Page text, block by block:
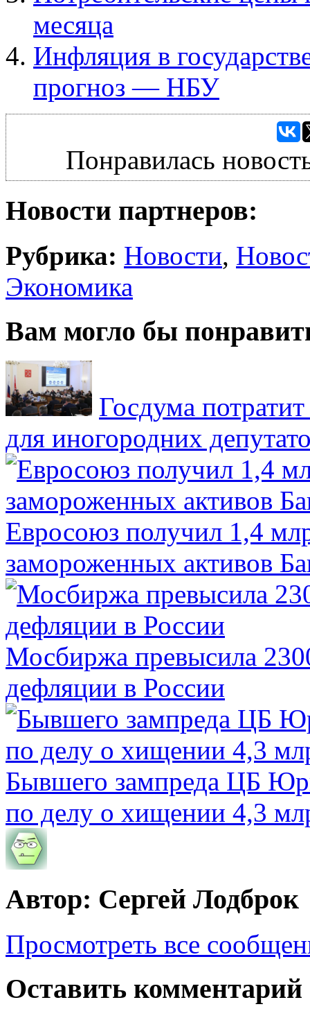
месяца
Инфляция в
прогноз — НБУ
Понравилась
Новости партнеров:
Рубрика: Новости,
Экономика
Вам могло бы
Госдума
для иногородних
Евросоюз получил 1,4
замороженных активов
Мосбиржа превысила
дефляции в России
Бывшего зампреда ЦБ
по делу о хищении 4,3
Автор: Сергей Лодброк
Просмотреть все
Оставить комментарий